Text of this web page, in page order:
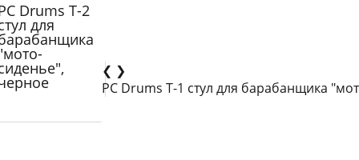
Drums T-2
для
❮ ❯
PC Drums T-1 cтул для барабанщика